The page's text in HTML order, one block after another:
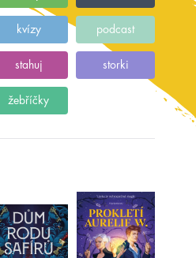
kvízy podcast
stahuj storki
žebříčky